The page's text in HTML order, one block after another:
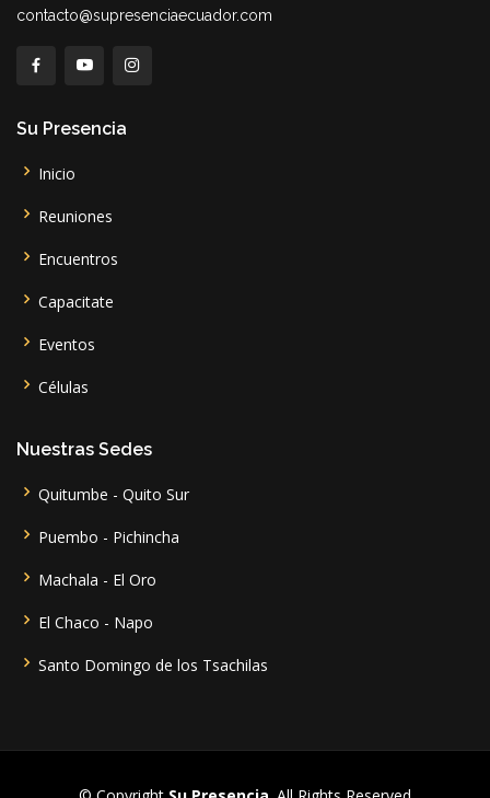
contacto@supresenciaecuador.com
Su Presencia
Inicio
Reuniones
Encuentros
Capacitate
Eventos
Células
Nuestras Sedes
Quitumbe - Quito Sur
Puembo - Pichincha
Machala - El Oro
El Chaco - Napo
Santo Domingo de los Tsachilas